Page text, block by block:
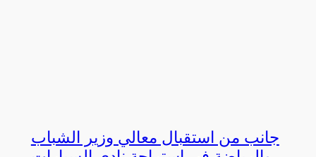
جانب من استقبال معالي وزير الشباب